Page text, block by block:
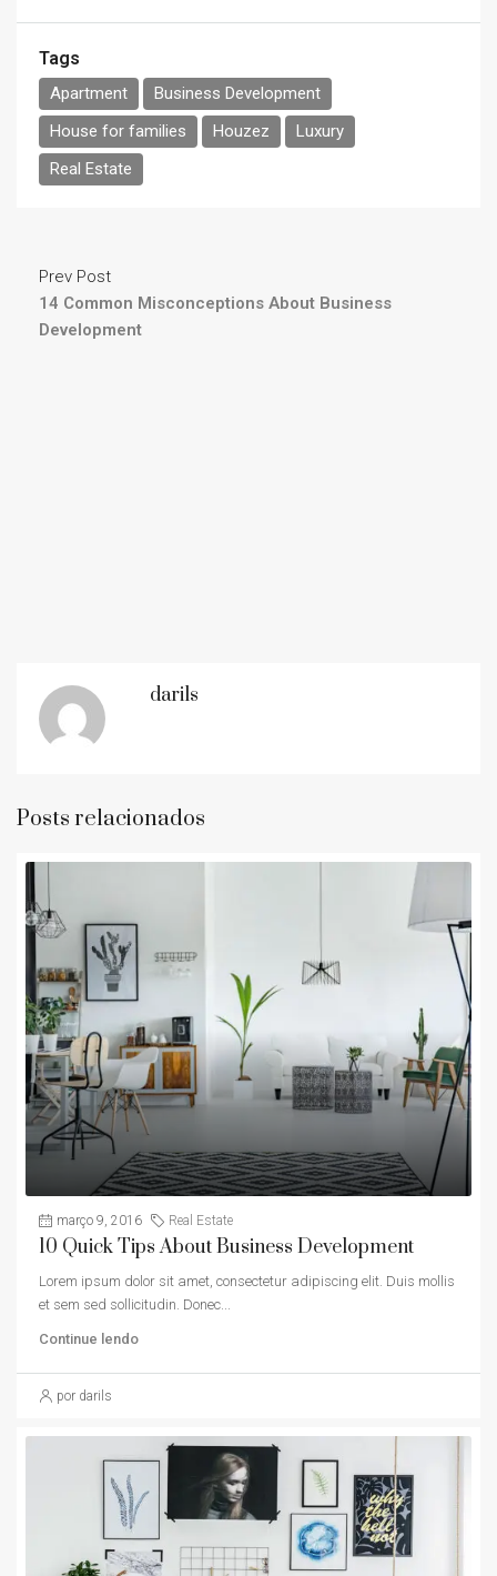
Tags
Apartment
Business Development
House for families
Houzez
Luxury
Real Estate
Prev Post
14 Common Misconceptions About Business
Development
darils
Posts relacionados
março 9, 2016 Real Estate
10 Quick Tips About Business Development
Lorem ipsum dolor sit amet, consectetur adipiscing elit. Duis mollis
et sem sed sollicitudin. Donec...
Continue lendo
por darils